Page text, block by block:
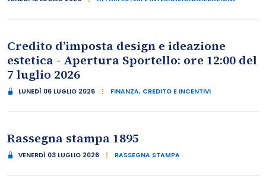
Credito d’imposta design e ideazione
estetica - Apertura Sportello: ore 12:00 del
7 luglio 2026
LUNEDÌ 06 LUGLIO 2026 FINANZA, CREDITO E INCENTIVI
Rassegna stampa 1895
VENERDÌ 03 LUGLIO 2026 RASSEGNA STAMPA